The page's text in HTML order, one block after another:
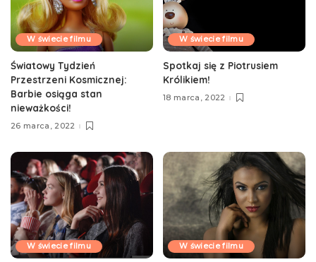
W świecie filmu
Światowy Tydzień
Przestrzeni Kosmicznej:
Barbie osiąga stan
nieważkości!
26 marca, 2022
W świecie filmu
Spotkaj się z Piotrusiem
Królikiem!
18 marca, 2022
W świecie filmu W świecie filmu